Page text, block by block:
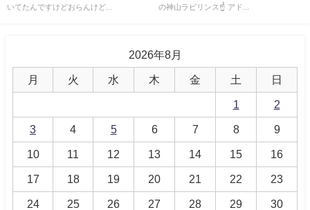
いてたんですけどおらんけど...
の神山ラビリンス☝️ アド...
2026年8月
月 火 水 木 金 土 日
1 2
3 4 5 6 7 8 9
10 11 12 13 14 15 16
17 18 19 20 21 22 23
24 25 26 27 28 29 30